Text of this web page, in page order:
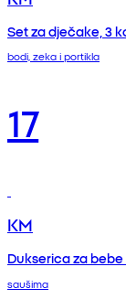
Set za dječake, 3
bodi, zeka i portikla
17
KM
Dukserica za
saušima